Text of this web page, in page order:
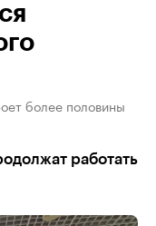
более половины
работать